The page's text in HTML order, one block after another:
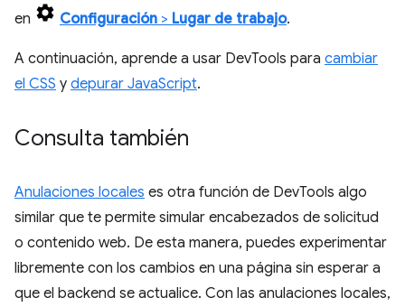
en
Configuración > Lugar de trabajo.
A continuación, aprende a usar DevTools para cambiar
el CSS y depurar JavaScript.
Consulta también
Anulaciones locales es otra función de DevTools algo
similar que te permite simular encabezados de solicitud
o contenido web. De esta manera, puedes experimentar
libremente con los cambios en una página sin esperar a
que el backend se actualice. Con las anulaciones locales,